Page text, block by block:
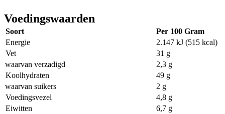
Voedingswaarden
Soort
Per 100 Gram
Energie
2.147 kJ (515 kcal)
Vet
31 g
waarvan verzadigd
2,3 g
Koolhydraten
49 g
waarvan suikers
2 g
Voedingsvezel
4,8 g
Eiwitten
6,7 g